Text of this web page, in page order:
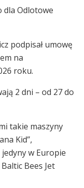
dla Odlotowe
podpisał umowę
na
roku.
2 dni – od 27 do
takie maszyny
Kid”,
w Europie
Bees Jet